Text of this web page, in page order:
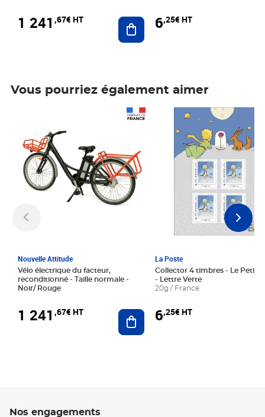
1 241 ,67€ HT Ajouter au panier
6,25€ HT
Vous pourriez également aimer
Nouvelle Attitude
Vélo électrique du facteur,
reconditionné - Taille normale -
Noir/ Rouge
1 241 ,67€ HT Ajouter au panier
La Poste
Collector 4 timbres - Le Petit
- Lettre Verte
20g / France
6,25€ HT
Prix 6,25€ HT
Nos engagements